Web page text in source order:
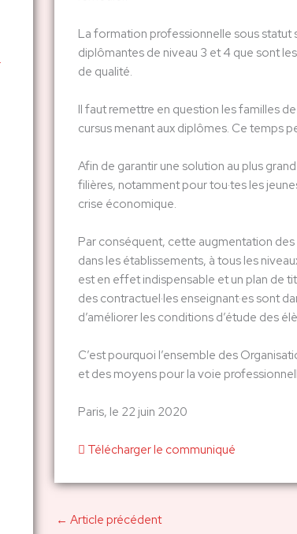
La formation professionnelle sous statut
diplômantes de niveau 3 et 4 que sont
de qualité.
Il faut remettre en question les familles
cursus menant aux diplômes. Ce temps
Afin de garantir une solution au plus
filières, notamment pour tou·tes les
crise économique.
Par conséquent, cette augmentation
dans les établissements, à tous les
est en effet indispensable et un plan de
des contractuel·les enseignant·es sont
d’améliorer les conditions d’étude des
C’est pourquoi l’ensemble des
et des moyens pour la voie
Paris, le 22 juin 2020
Télécharger le communiqué
← Article précédent